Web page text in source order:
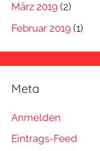
März 2019 (2)
Februar 2019 (1)
Meta
Anmelden
Eintrags-Feed